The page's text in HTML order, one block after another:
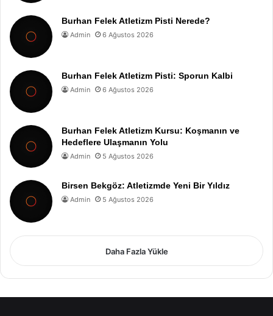
Burhan Felek Atletizm Pisti Nerede?
Admin 6 Ağustos 2026
Burhan Felek Atletizm Pisti: Sporun Kalbi
Admin 6 Ağustos 2026
Burhan Felek Atletizm Kursu: Koşmanın ve
Hedeflere Ulaşmanın Yolu
Admin 5 Ağustos 2026
Birsen Bekgöz: Atletizmde Yeni Bir Yıldız
Admin 5 Ağustos 2026
Daha Fazla Yükle